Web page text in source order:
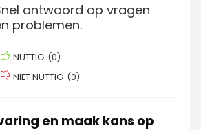
antwoord op vragen
problemen.
NUTTIG (0)
NIET NUTTIG (0)
en maak kans op